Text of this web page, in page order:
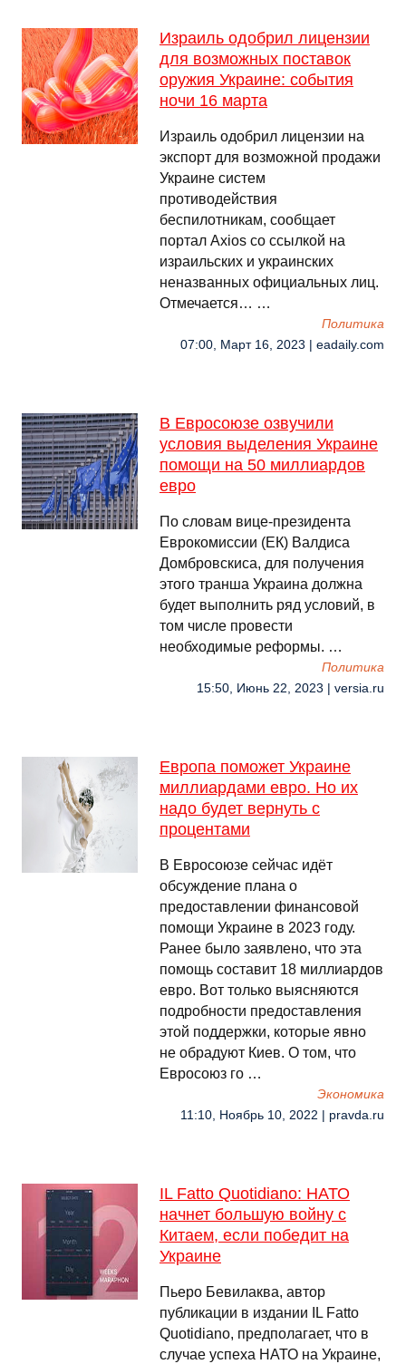
Израиль одобрил лицензии
для возможных поставок
оружия Украине: события
ночи 16 марта
Израиль одобрил лицензии на
экспорт для возможной продажи
Украине систем
противодействия
беспилотникам, сообщает
портал Axios со ссылкой на
израильских и украинских
неназванных официальных лиц.
Отмечается… …
Политика
07:00, Март 16, 2023 | eadaily.com
В Евросоюзе озвучили
условия выделения Украине
помощи на 50 миллиардов
евро
По словам вице-президента
Еврокомиссии (ЕК) Валдиса
Домбровскиса, для получения
этого транша Украина должна
будет выполнить ряд условий, в
том числе провести
необходимые реформы. …
Политика
15:50, Июнь 22, 2023 | versia.ru
Европа поможет Украине
миллиардами евро. Но их
надо будет вернуть с
процентами
В Евросоюзе сейчас идёт
обсуждение плана о
предоставлении финансовой
помощи Украине в 2023 году.
Ранее было заявлено, что эта
помощь составит 18 миллиардов
евро. Вот только выясняются
подробности предоставления
этой поддержки, которые явно
не обрадуют Киев. О том, что
Евросоюз го …
Экономика
11:10, Ноябрь 10, 2022 | pravda.ru
IL Fatto Quotidiano: НАТО
начнет большую войну с
Китаем, если победит на
Украине
Пьеро Бевилаква, автор
публикации в издании IL Fatto
Quotidiano, предполагает, что в
случае успеха НАТО на Украине,